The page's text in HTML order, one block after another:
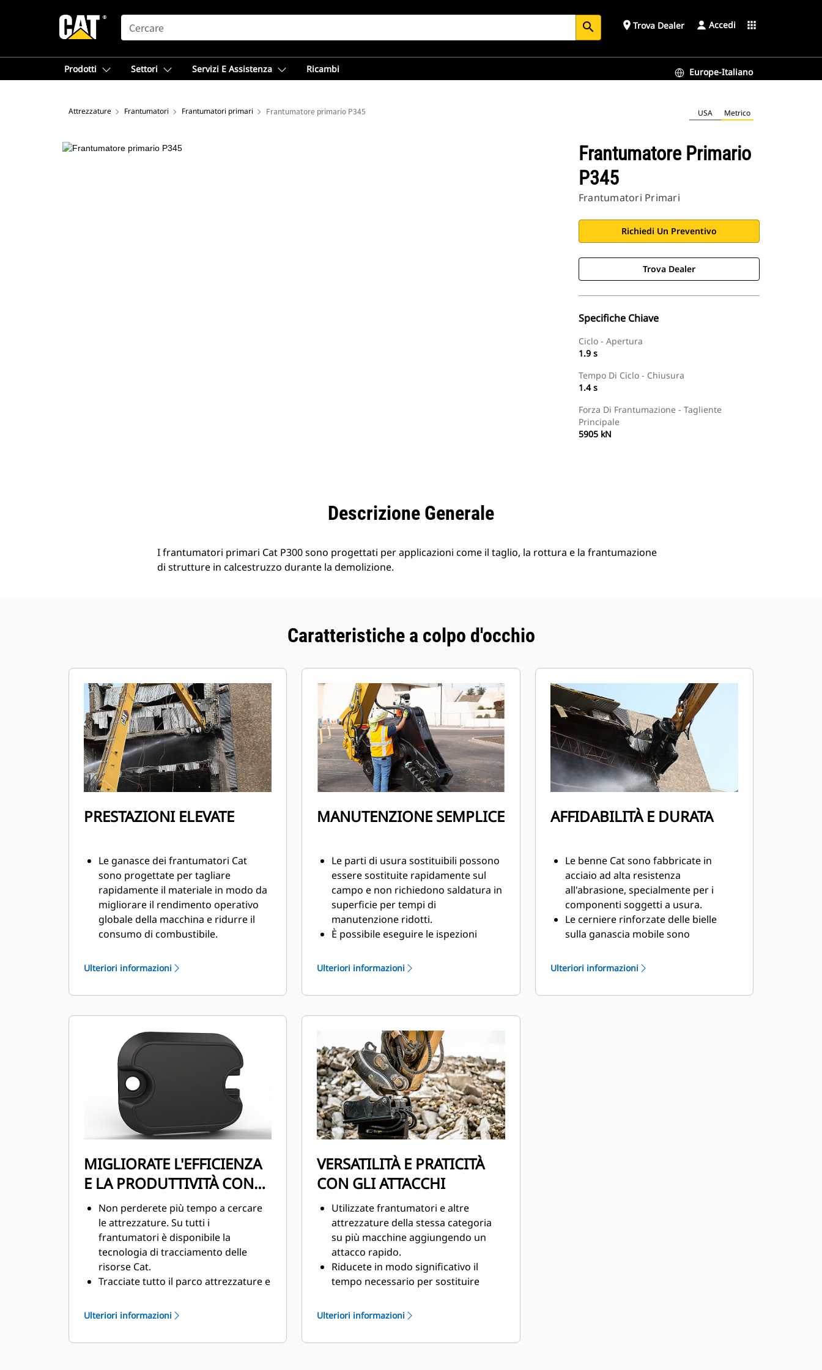
SEARCH search place Trova Dealer Accedi apps
Prodotti Settori Servizi E Assistenza Ricambi Europe-Italiano
Attrezzature Frantumatori Frantumatori primari Frantumatore primario P345 USA Metrico
Frantumatore Primario
P345
Frantumatori Primari
Richiedi Un Preventivo
Trova Dealer
Specifiche Chiave
Ciclo - Apertura
1.9 s
Tempo Di Ciclo - Chiusura
1.4 s
Forza Di Frantumazione - Tagliente
Principale
5905 kN
Descrizione Generale
I frantumatori primari Cat P300 sono progettati per applicazioni come il taglio, la rottura e la frantumazione
di strutture in calcestruzzo durante la demolizione.
Caratteristiche a colpo d'occhio
PRESTAZIONI ELEVATE
Le ganasce dei frantumatori Cat
sono progettate per tagliare
rapidamente il materiale in modo da
migliorare il rendimento operativo
globale della macchina e ridurre il
consumo di combustibile.
ganasce del frantumatore primario
a una visibilità sulla ganascia mobile
velocità bilancia velocità e potenza,
assicurando cicli rapidi e una
notevole forza di chiusura a favore
della produttività.
Ulteriori informazioni
MANUTENZIONE SEMPLICE
Le parti di usura sostituibili possono
essere sostituite rapidamente sul
campo e non richiedono saldatura in
superficie per tempi di
manutenzione ridotti.
È possibile eseguire le ispezioni
accedere ai punti di ingrassaggio da
montato sulla macchina.
tramite un solo pannello per
ispezione.
I componenti idraulici sono protetti
dai danni all'interno di un
alloggiamento per ridurre i tempi di
fermo in cantiere.
Ulteriori informazioni
AFFIDABILITÀ E DURATA
Le benne Cat sono fabbricate in
acciaio ad alta resistenza
all'abrasione, specialmente per i
componenti soggetti a usura.
Le cerniere rinforzate delle bielle
sulla ganascia mobile sono
vita utile del frantumatore.
barriera di protezione ulteriore nelle
Ulteriori informazioni
MIGLIORATE L'EFFICIENZA
E LA PRODUTTIVITÀ CON
TECNOLOGIE INTEGRATE
Non perderete più tempo a cercare
le attrezzature. Su tutti i
frantumatori è disponibile la
tecnologia di tracciamento delle
risorse Cat.
Tracciate tutto il parco attrezzature e
frantumatori con tecnologia di
essere visualizzati con VisionLink®.
Ulteriori informazioni
VERSATILITÀ E PRATICITÀ
CON GLI ATTACCHI
Utilizzate frantumatori e altre
attrezzature della stessa categoria
su più macchine aggiungendo un
attacco rapido.
Riducete in modo significativo il
tempo necessario per sostituire
rapido.
ulteriore livello di sicurezza in
Ulteriori informazioni